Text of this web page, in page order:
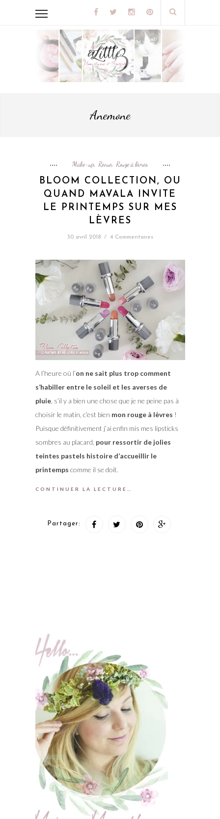
Anemone
Make-up, Revue, Rouge à lèvres
BLOOM COLLECTION, OU
QUAND MAVALA INVITE
LE PRINTEMPS SUR MES
LÈVRES
30 avril 2018 / 4 Commentaires
A l’heure où l’on ne sait plus trop comment
s’habiller entre le soleil et les averses de
pluie, s’il y a bien une chose que je ne peine pas à
choisir le matin, c’est bien mon rouge à lèvres !
Puisque définitivement j’ai enfin mis mes lipsticks
sombres au placard, pour ressortir de jolies
teintes pastels histoire d’accueillir le
printemps comme il se doit.
CONTINUER LA LECTURE…
Partager: